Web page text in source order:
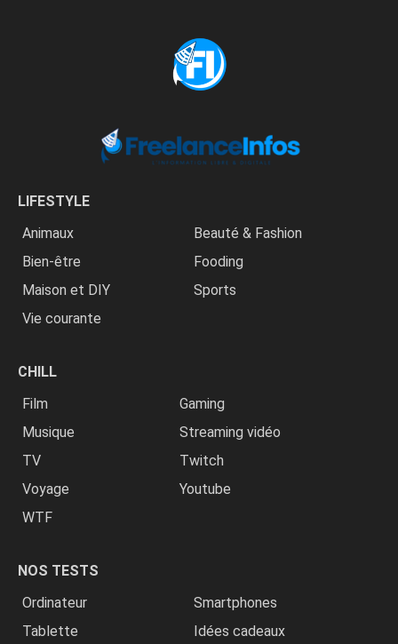
LIFESTYLE
Animaux
Beauté & Fashion
Bien-être
Fooding
Maison et DIY
Sports
Vie courante
CHILL
Film
Gaming
Musique
Streaming vidéo
TV
Twitch
Voyage
Youtube
WTF
NOS TESTS
Ordinateur
Smartphones
Tablette
Idées cadeaux